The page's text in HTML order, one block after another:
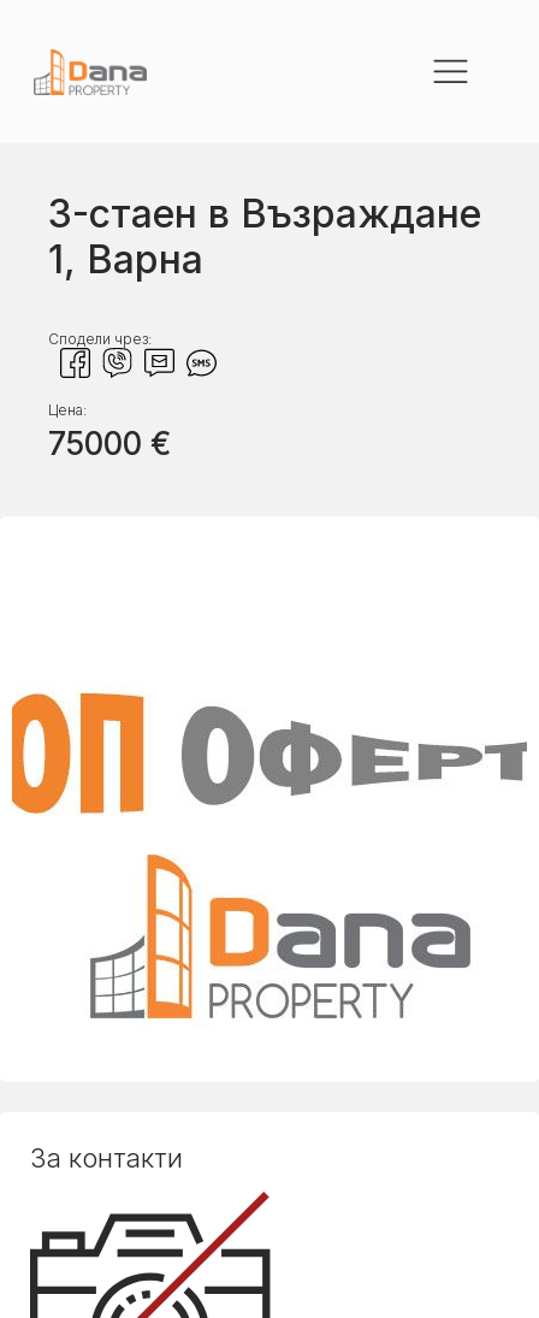
3-стаен в Възраждане
1, Варна
Сподели чрез:
Цена:
75000 €
За контакти